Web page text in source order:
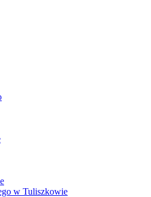
w Tuliszkowie